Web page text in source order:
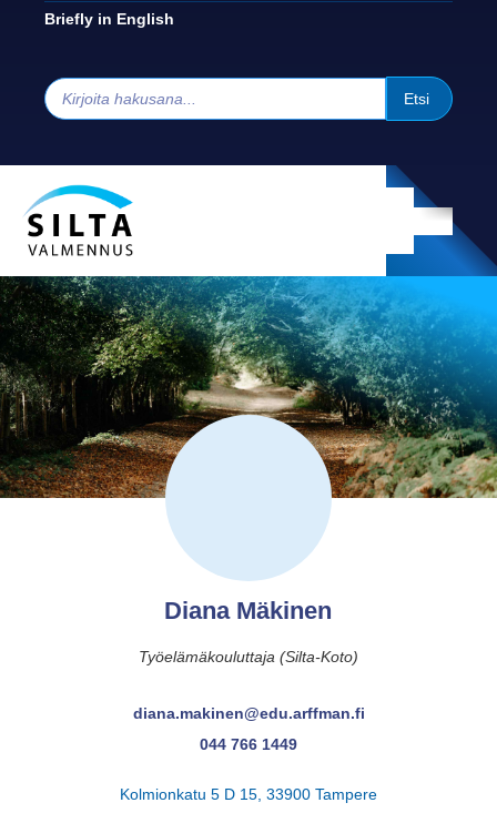
Briefly in English
Diana Mäkinen
Työelämäkouluttaja (Silta-Koto)
diana.makinen@edu.arffman.fi
044 766 1449
Kolmionkatu 5 D 15, 33900 Tampere